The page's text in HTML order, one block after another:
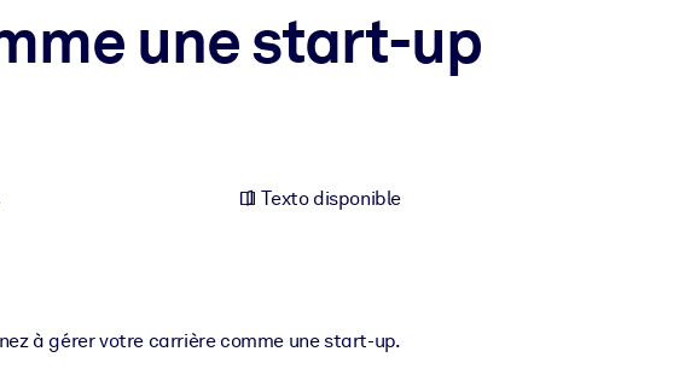
une start-up
Texto disponible
à gérer votre carrière comme une start-up.